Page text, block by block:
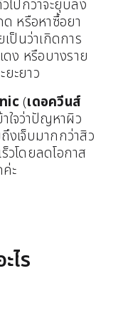
ไปกว่าจะยุบลง
หรือหาซื้อยา
ป็นว่าเกิดการ
ง หรือบางราย
ยะยาว
(เดอควีนส์
ใจว่าปัญหาผิว
งเจ็บมากกว่าสิว
วโดยลดโอกาส
ะ
ไร